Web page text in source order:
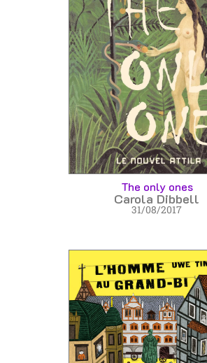
The only ones
Carola Dibbell
31/08/2017